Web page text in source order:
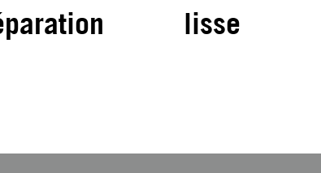
lisse